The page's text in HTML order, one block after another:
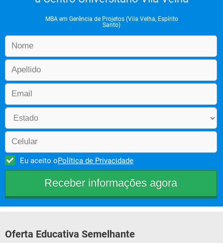
MBA em Gerência de Projetos (Vila Velha, Espírito
Santo)
Eu aceito oPolítica de Privacidade
Oferta Educativa Semelhante